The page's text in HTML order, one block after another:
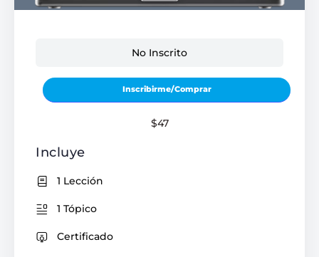
No Inscrito
Inscribirme/Comprar
$47
Incluye
1 Lección
1 Tópico
Certificado